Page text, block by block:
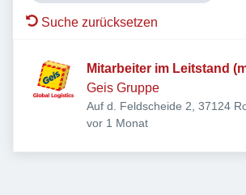
Suche zurücksetzen
Mitarbeiter im Leitstand
Geis Gruppe
Auf d. Feldscheide 2, 37124
Deutschland
Veröffentlicht
vor 1 Monat